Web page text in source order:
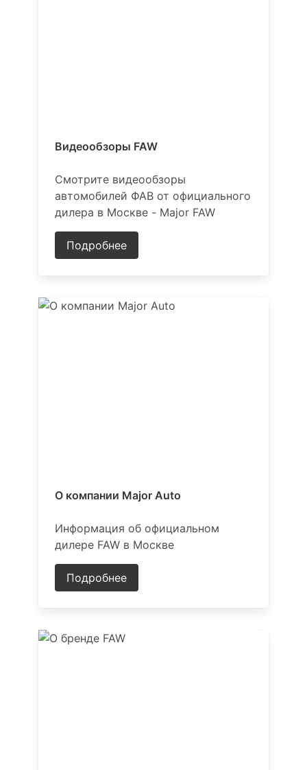
Видеообзоры FAW
Смотрите видеообзоры
автомобилей ФАВ от официального
дилера в Москве - Major FAW
Подробнее
О компании Major Auto
Информация об официальном
дилере FAW в Москве
Подробнее